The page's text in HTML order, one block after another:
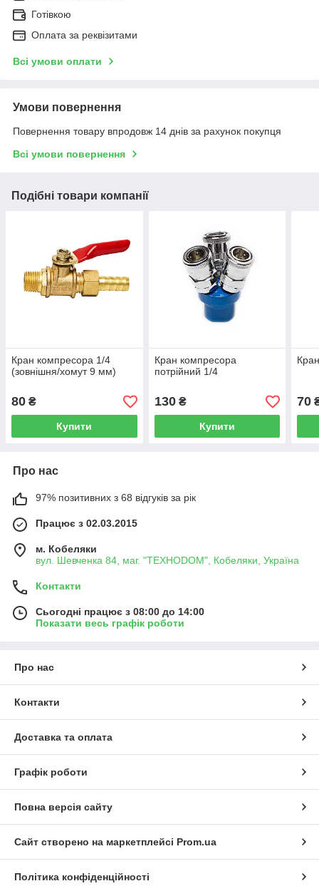
Готівкою
Оплата за реквізитами
Всі умови оплати
Умови повернення
Повернення товару впродовж 14 днів за рахунок покупця
Всі умови повернення
Подібні товари компанії
Кран компресора 1/4
(зовнішня/хомут 9 мм)
80 ₴
Купити
Кран компресора
потрійний 1/4
130₴
Купити
70
Про нас
97% позитивних з 68 відгуків за рік
Працює з 02.03.2015
м. Кобеляки
вул. Шевченка 84, маг. "ТЕХНОDOM", Кобеляки, Україна
Контакти
Сьогодні працює з 08:00 до 14:00
Показати весь графік роботи
Про нас
Контакти
Доставка та оплата
Графік роботи
Повна версія сайту
Сайт створено на маркетплейсі Prom.ua
Політика конфіденційності